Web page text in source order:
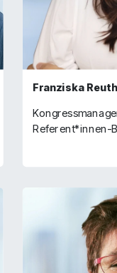
Franziska
Referent*innen-